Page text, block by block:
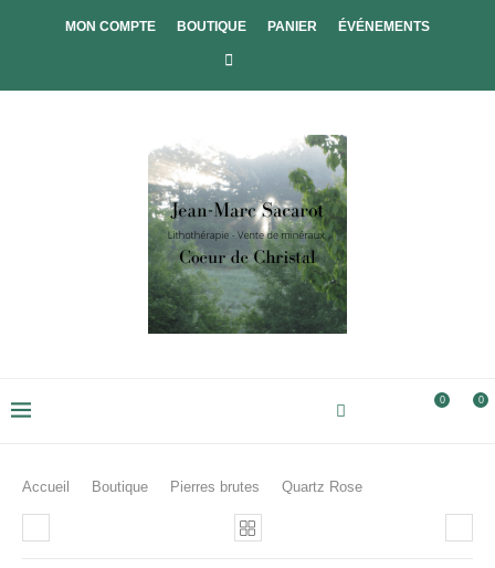
MON COMPTE BOUTIQUE PANIER ÉVÉNEMENTS
0 0
Accueil Boutique Pierres brutes Quartz Rose